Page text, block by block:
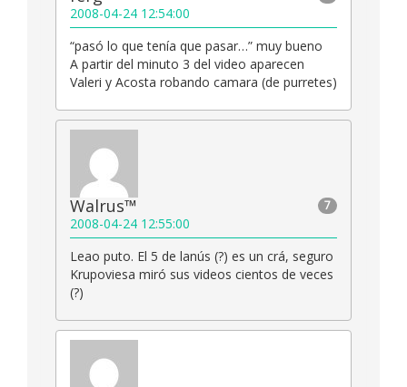
2008-04-24 12:54:00
“pasó lo que tenía que pasar…” muy bueno
A partir del minuto 3 del video aparecen
Valeri y Acosta robando camara (de purretes)
7
Walrus™
2008-04-24 12:55:00
Leao puto. El 5 de lanús (?) es un crá, seguro
Krupoviesa miró sus videos cientos de veces
(?)